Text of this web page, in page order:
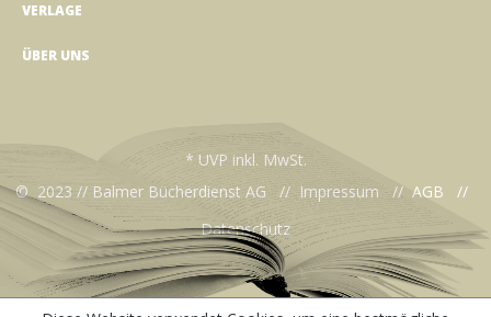
VERLAGE
ÜBER UNS
* UVP inkl. MwSt.
© 2023 // Balmer Bücherdienst AG // Impressum // AGB //
Datenschutz